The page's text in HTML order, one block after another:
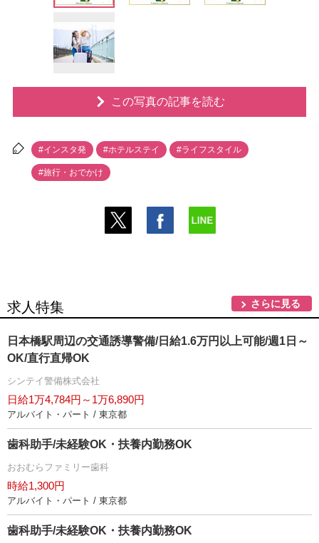
この写真の記事を読む
#インスタ発 #ホテルステイ #ライフスタイル
#旅行・おでかけ
求人特集 さらに見る
日本橋駅周辺の交通誘導警備/日給1.6万円以上可能/週1日～
OK/直行直帰OK
シンテイ警備株式会社
日給1万4,784円～1万6,890円
アルバイト・パート / 東京都
歯科助手/未経験OK・扶養内勤務OK
おおむらファミリー歯科
時給1,300円
アルバイト・パート / 東京都
歯科助手/未経験OK・扶養内勤務OK